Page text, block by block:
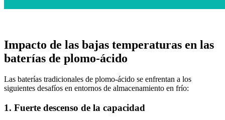
Impacto de las bajas temperaturas en las
baterías de plomo-ácido
Las baterías tradicionales de plomo-ácido se enfrentan a los
siguientes desafíos en entornos de almacenamiento en frío:
1. Fuerte descenso de la capacidad